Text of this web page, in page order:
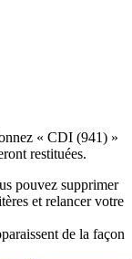
« CDI (941) »
restituées.
pouvez supprimer
et relancer votre
de la façon